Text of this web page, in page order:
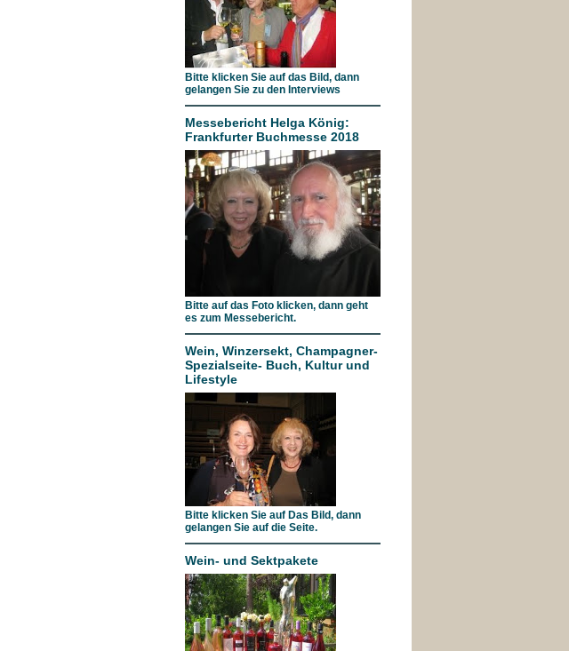
Bitte klicken Sie auf das Bild, dann
gelangen Sie zu den Interviews
Messebericht Helga König:
Frankfurter Buchmesse 2018
Bitte auf das Foto klicken, dann geht
es zum Messebericht.
Wein, Winzersekt, Champagner-
Spezialseite- Buch, Kultur und
Lifestyle
Bitte klicken Sie auf Das Bild, dann
gelangen Sie auf die Seite.
Wein- und Sektpakete